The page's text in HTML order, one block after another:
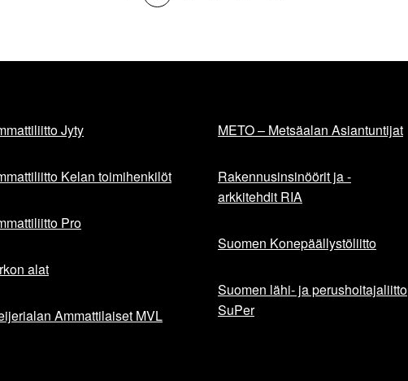
Jyty
Kelan toimihenkilöt
Pro
alat
Ammattilaiset MVL
METO – Metsäalan Asiantuntijat
Rakennusinsinöörit ja -
arkkitehdit RIA
Suomen Konepäällystöliitto
Suomen lähi- ja perushoitajaliitto
SuPer